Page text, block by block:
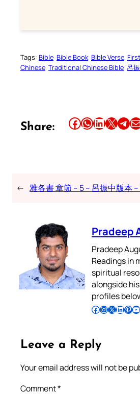
Tags: Bible Bible Book Bible Verse
Chinese Traditional Chinese Bible 呂
Share: Share this article on Facebook Share this article on WhatsApp Share this article on LinkedIn Share this article on X Share this article on TelegramEmail this Article
← 雅各書 章節 – 5 – 呂振中版本
Pradeep
Pradeep
Readings in
spiritual
alongside
profiles
Follow Pradeep on Facebook Follow Pradeep on InstagramFollow Pradeep on X Follow Pradeep on LinkedIn Follow Pradeep on Pinterest Subscribe to Pradeep’s Youtube Channel
Leave a Reply
Your email address will not be
Comment*